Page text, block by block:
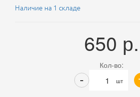
Наличие на 1 складе
650 р.
Кол-во:
шт
-